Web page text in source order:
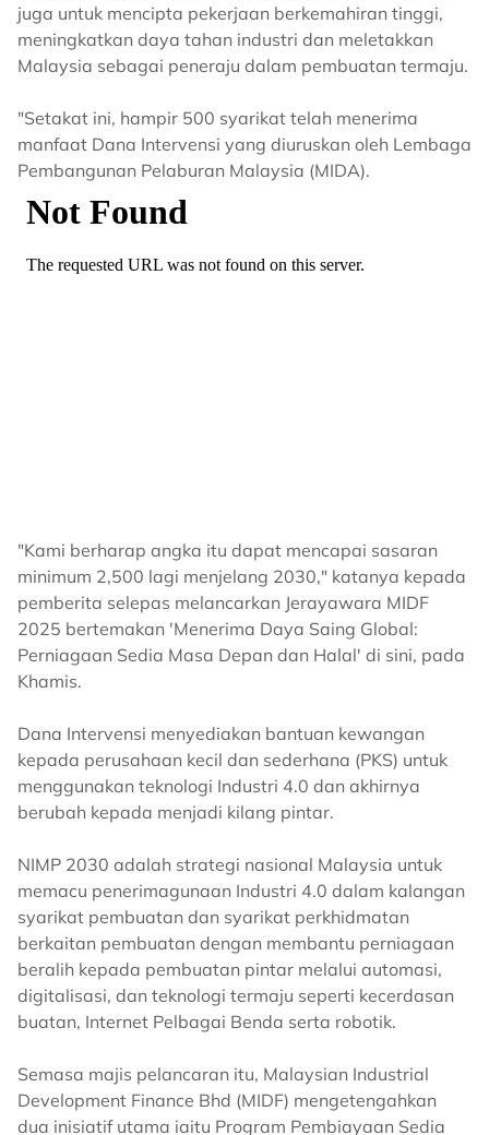
juga untuk mencipta pekerjaan berkemahiran tinggi,
meningkatkan daya tahan industri dan meletakkan
Malaysia sebagai peneraju dalam pembuatan termaju.
"Setakat ini, hampir 500 syarikat telah menerima
manfaat Dana Intervensi yang diuruskan oleh Lembaga
Pembangunan Pelaburan Malaysia (MIDA).
"Kami berharap angka itu dapat mencapai sasaran
minimum 2,500 lagi menjelang 2030," katanya kepada
pemberita selepas melancarkan Jerayawara MIDF
2025 bertemakan 'Menerima Daya Saing Global:
Perniagaan Sedia Masa Depan dan Halal' di sini, pada
Khamis.
Dana Intervensi menyediakan bantuan kewangan
kepada perusahaan kecil dan sederhana (PKS) untuk
menggunakan teknologi Industri 4.0 dan akhirnya
berubah kepada menjadi kilang pintar.
NIMP 2030 adalah strategi nasional Malaysia untuk
memacu penerimagunaan Industri 4.0 dalam kalangan
syarikat pembuatan dan syarikat perkhidmatan
berkaitan pembuatan dengan membantu perniagaan
beralih kepada pembuatan pintar melalui automasi,
digitalisasi, dan teknologi termaju seperti kecerdasan
buatan, Internet Pelbagai Benda serta robotik.
Semasa majis pelancaran itu, Malaysian Industrial
Development Finance Bhd (MIDF) mengetengahkan
dua inisiatif utama iaitu Program Pembiayaan Sedia